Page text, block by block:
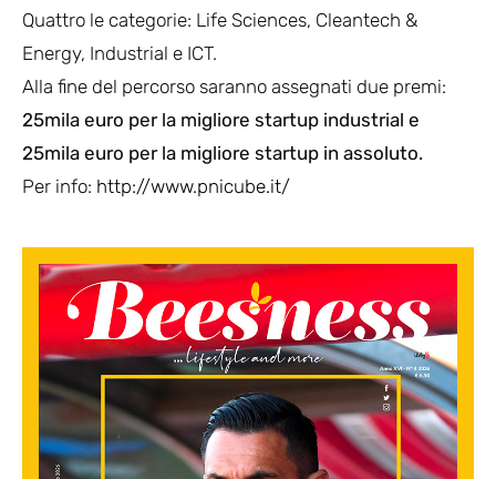
Quattro le categorie: Life Sciences, Cleantech &
Energy, Industrial e ICT.
Alla fine del percorso saranno assegnati due premi:
25mila euro per la migliore startup industrial e
25mila euro per la migliore startup in assoluto.
Per info: http://www.pnicube.it/